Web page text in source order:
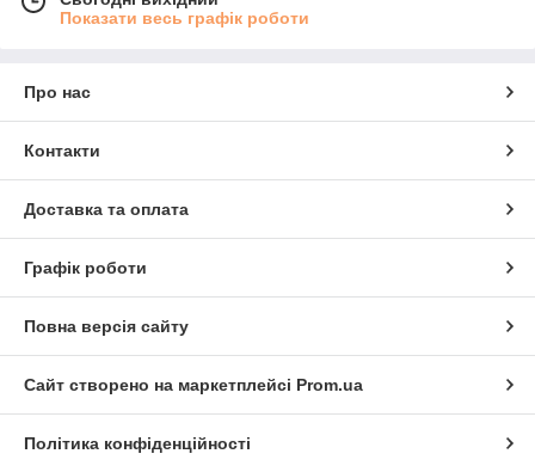
Показати весь графік роботи
Про нас
Контакти
Доставка та оплата
Графік роботи
Повна версія сайту
Сайт створено на маркетплейсі Prom.ua
Політика конфіденційності